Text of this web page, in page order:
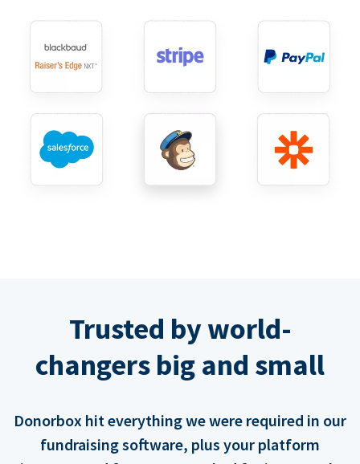
Trusted by world-
changers big and small
Donorbox hit everything we were required in our
fundraising software, plus your platform